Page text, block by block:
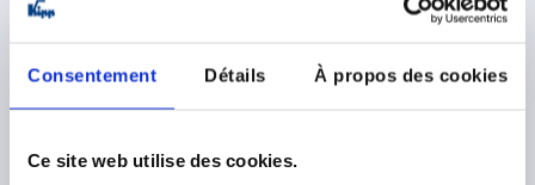
Consentement Détails À propos des cookies
Ce site web utilise des cookies.
15,08 €